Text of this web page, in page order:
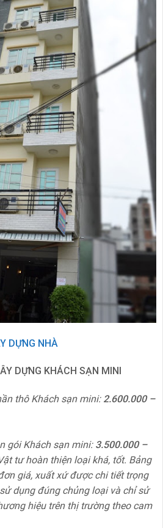
DỰNG NHÀ
DỰNG KHÁCH SẠN MINI
thô Khách sạn mini: 2.600.000 –
gói Khách sạn mini: 3.500.000 –
tư hoàn thiện loại khá, tốt. Bảng
giá, xuất xứ được chi tiết trọng
dụng đúng chủng loại và chỉ sử
hiệu trên thị trường theo cam